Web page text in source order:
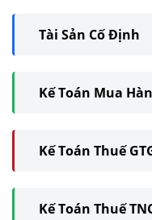
Tài Sản Cố Định
Kế Toán Mua
Kế Toán Thuế
Kế Toán Thuế